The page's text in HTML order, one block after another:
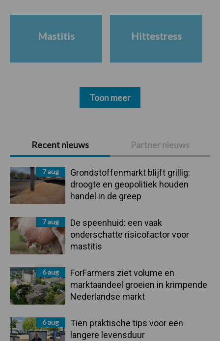
Primaire
Sidebar
Recent nieuws Partner nieuws
7 aug
Grondstoffenmarkt blijft grillig:
droogte en geopolitiek houden
handel in de greep
7 aug
De speenhuid: een vaak
onderschatte risicofactor voor
mastitis
6 aug
ForFarmers ziet volume en
marktaandeel groeien in krimpende
Nederlandse markt
6 aug
Tien praktische tips voor een
langere levensduur
Mastitis Hittestress
Toon meer